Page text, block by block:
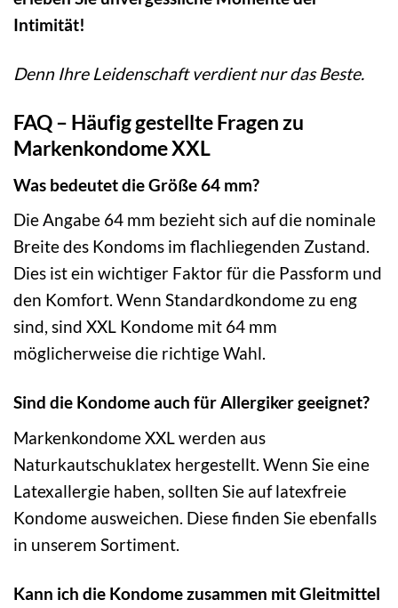
Intimität!
Denn Ihre Leidenschaft verdient nur das Beste.
FAQ – Häufig gestellte Fragen zu
Markenkondome XXL
Was bedeutet die Größe 64 mm?
Die Angabe 64 mm bezieht sich auf die nominale
Breite des Kondoms im flachliegenden Zustand.
Dies ist ein wichtiger Faktor für die Passform und
den Komfort. Wenn Standardkondome zu eng
sind, sind XXL Kondome mit 64 mm
möglicherweise die richtige Wahl.
Sind die Kondome auch für Allergiker geeignet?
Markenkondome XXL werden aus
Naturkautschuklatex hergestellt. Wenn Sie eine
Latexallergie haben, sollten Sie auf latexfreie
Kondome ausweichen. Diese finden Sie ebenfalls
in unserem Sortiment.
Kann ich die Kondome zusammen mit Gleitmittel